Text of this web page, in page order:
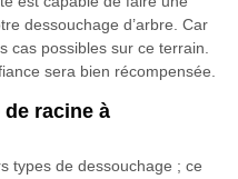
dessouchage d’arbre. Car
cas possibles sur ce terrain.
sera bien récompensée.
racine à
types de dessouchage ; ce